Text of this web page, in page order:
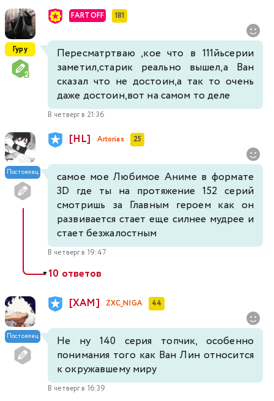
Гуру
FARTOFF 181
Пересматртваю ,кое что в 111йьсерии
заметил,старик реально вышел,а Ван
сказал что не достоин,а так то очень
даже достоин,вот на самом то деле
В четверг в 21:36
Постоялец
[HL] Artorias 25
самое мое Любимое Аниме в формате
3D где ты на протяжение 152 серий
смотришь за Главным героем как он
развивается стает еще силнее мудрее и
стает безжалостным
В четверг в 19:47
▼10 ответов
Постоялец
[XAM] ZXC_NIGA 44
Не ну 140 серия топчик, особенно
понимания того как Ван Лин относится
к окружавшему миру
В четверг в 16:39